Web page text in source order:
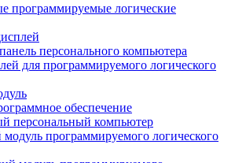
программируемые логические
персонального компьютера
для программируемого логического
обеспечение
персональный компьютер
программируемого логического